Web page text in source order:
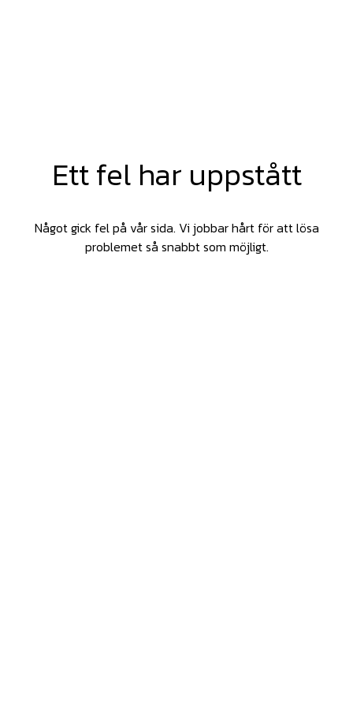
Ett fel har uppstått
Något gick fel på vår sida. Vi jobbar hårt för att lösa
problemet så snabbt som möjligt.